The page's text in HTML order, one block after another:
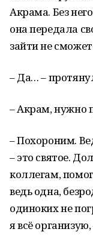
Акрама. Без
она передала
зайти не
– Да… –
– Акрам, нужно
– Похороним.
– это святое.
коллегам,
ведь одна,
одиноких не
я всё